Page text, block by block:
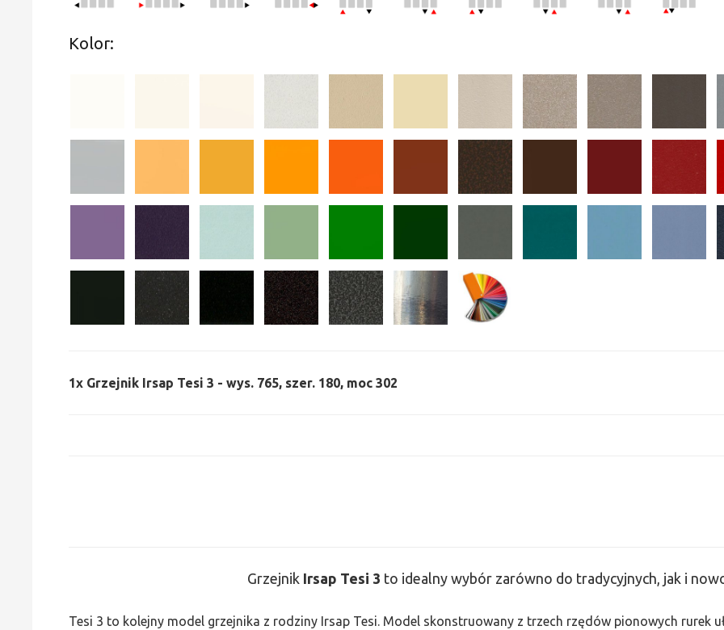
Kolor:
1x Grzejnik Irsap Tesi 3 - wys. 765, szer. 180, moc 302
Grzejnik Irsap Tesi 3 to idealny wybór zarówno do tradycyjnych, jak i
Tesi 3 to kolejny model grzejnika z rodziny Irsap Tesi. Model skonstruowany z trzech rzędów pionowych rurek